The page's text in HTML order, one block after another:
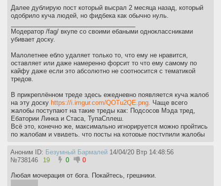
Далее дублирую пост который высрал 2 месяца назад, который
одобрило куча людей, но фидбека как обычно нуль.
Модератор /fag/ вкупе со своими ебаными одноклассниками
убивает доску.
Малолетнее ебло удаляет только то, что ему не нравится,
оставляет или даже намеренно форсит то что ему самому по
кайфу даже если это абсолютно не соотносится с тематикой
тредов.
В прикреплённом треде здесь ежедневно появляется куча жалоб
на эту доску https://i.imgur.com/QOTu2QE.png. Чаще всего
жалобы поступают на такие треды как: Подсосов Мэда тред,
Ебатории Линка и Стаса, ТупаСплеш.
Всё это, конечно же, максимально игнорируется можно пройтись
по жалобам и увидеть, что посты на которые поступили жалобы
обсуждение себя любимого и вайп политикой\проном. Треды
перекатывают абсолютным нерелейтедом как в случае с Подсос
Перекаты с трапами, анимой, камхворами, щитпостинг не трётся
или трётся только тот, который не нравится модератору фага
Аноним ID: Безумный Бармалей 14/04/20 Втр 14:48:56
№738146 19 0 0
Любая мочерация от бога. Покайтесь, грешники.